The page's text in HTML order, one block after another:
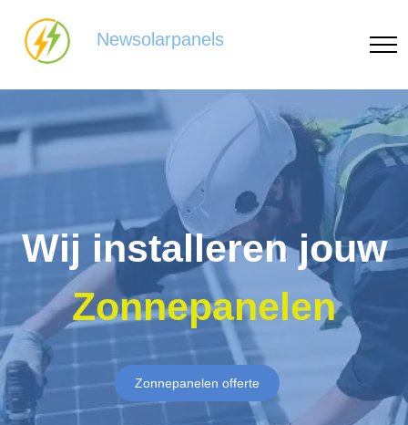
Newsolarpanels
Wij installeren jouw
Zonnepanelen
Zonnepanelen offerte